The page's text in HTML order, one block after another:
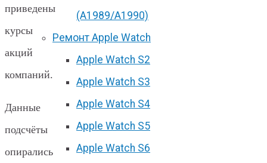
(А1989/A1990)
Ремонт Apple Watch
Apple Watch S2
Apple Watch S3
Apple Watch S4
Apple Watch S5
Apple Watch S6
приведены
курсы
акций
компаний.
Данные
подсчёты
опирались